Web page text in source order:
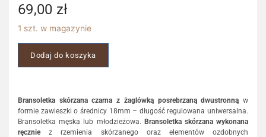
69,00 zł
1 szt. w magazynie
Dodaj do koszyka
Bransoletka skórzana czarna z żaglówką posrebrzaną dwustronną w
formie zawieszki o średnicy 18mm – długość regulowana uniwersalna.
Bransoletka męska lub młodzieżowa. Bransoletka skórzana wykonana
ręczniez rzemienia skórzanego oraz elementów ozdobnych